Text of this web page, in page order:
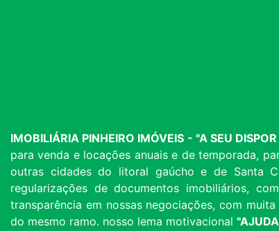
IMOBILIÁRIA PINHEIRO IMÓVEIS - "A SEU
para venda e locações anuais e de temporada,
outras cidades do litoral gaúcho e de Santa
regularizações de documentos imobiliários,
transparência em nossas negociações, com
do mesmo ramo. nosso lema motivacional